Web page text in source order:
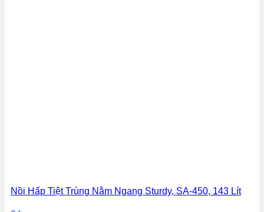
Nồi Hấp Tiệt Trùng Nằm Ngang Sturdy, SA-450, 143 Lít